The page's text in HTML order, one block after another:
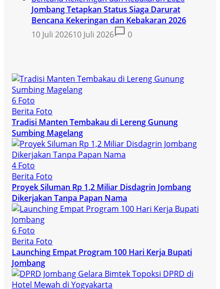
Jombang Tetapkan Status Siaga Darurat
Bencana Kekeringan dan Kebakaran 2026
10 Juli 202610 Juli 2026 0
6 Foto
Berita Foto
Tradisi Manten Tembakau di Lereng Gunung
Sumbing Magelang
4 Foto
Berita Foto
Proyek Siluman Rp 1,2 Miliar Disdagrin Jombang
Dikerjakan Tanpa Papan Nama
6 Foto
Berita Foto
Launching Empat Program 100 Hari Kerja Bupati
Jombang